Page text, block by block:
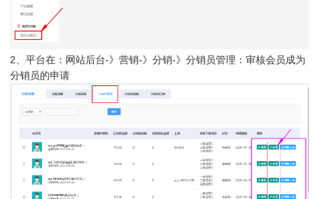
2、平台在：网站后台-》营销-》分销-》分销员管理：审核会员成为
分销员的申请